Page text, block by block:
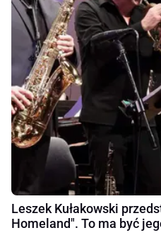
Leszek Kułakowski
Homeland". To ma być